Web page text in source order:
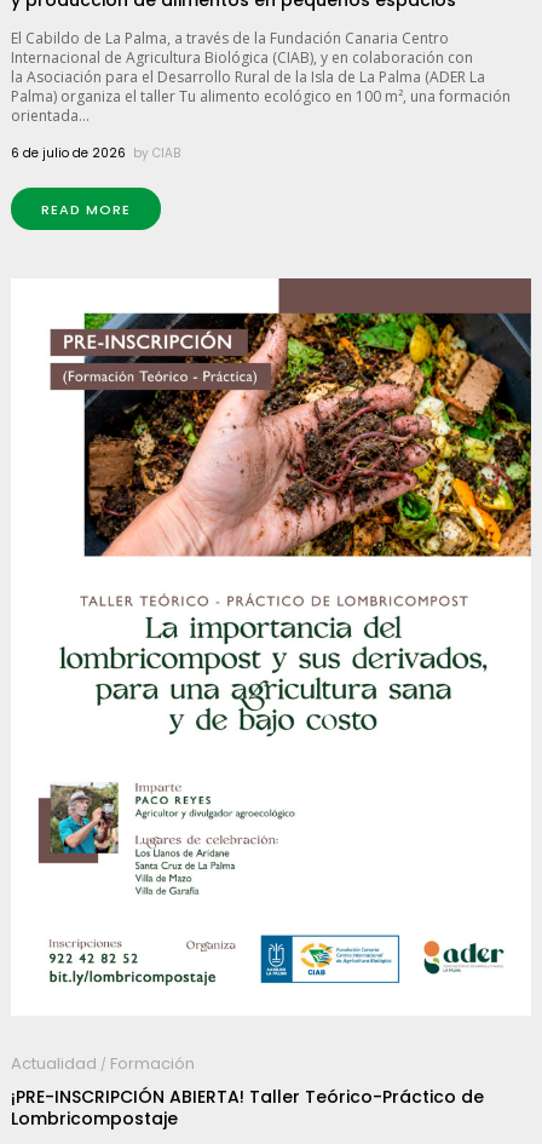
El Cabildo de La Palma, a través de la Fundación Canaria Centro
Internacional de Agricultura Biológica (CIAB), y en colaboración con
la Asociación para el Desarrollo Rural de la Isla de La Palma (ADER La
Palma) organiza el taller Tu alimento ecológico en 100 m², una formación
orientada...
6 de julio de 2026 by CIAB
READ MORE
Actualidad / Formación
¡PRE-INSCRIPCIÓN ABIERTA! Taller Teórico-Práctico de
Lombricompostaje